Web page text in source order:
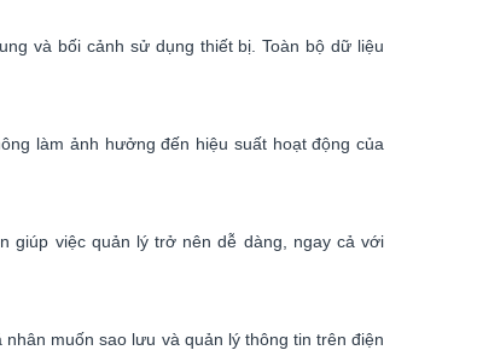
và bối cảnh sử dụng thiết bị. Toàn bộ dữ liệu
làm ảnh hưởng đến hiệu suất hoạt động của
giúp việc quản lý trở nên dễ dàng, ngay cả với
muốn sao lưu và quản lý thông tin trên điện